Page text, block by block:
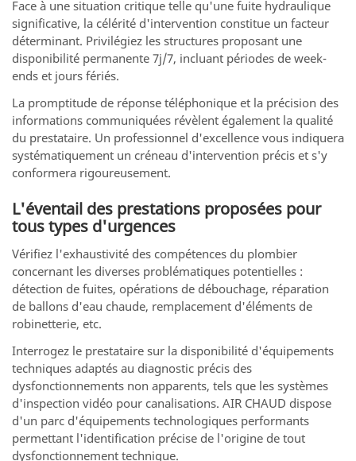
Face à une situation critique telle qu'une fuite hydraulique
significative, la célérité d'intervention constitue un facteur
déterminant. Privilégiez les structures proposant une
disponibilité permanente 7j/7, incluant périodes de week-
ends et jours fériés.
La promptitude de réponse téléphonique et la précision des
informations communiquées révèlent également la qualité
du prestataire. Un professionnel d'excellence vous indiquera
systématiquement un créneau d'intervention précis et s'y
conformera rigoureusement.
L'éventail des prestations proposées pour
tous types d'urgences
Vérifiez l'exhaustivité des compétences du plombier
concernant les diverses problématiques potentielles :
détection de fuites, opérations de débouchage, réparation
de ballons d'eau chaude, remplacement d'éléments de
robinetterie, etc.
Interrogez le prestataire sur la disponibilité d'équipements
techniques adaptés au diagnostic précis des
dysfonctionnements non apparents, tels que les systèmes
d'inspection vidéo pour canalisations. AIR CHAUD dispose
d'un parc d'équipements technologiques performants
permettant l'identification précise de l'origine de tout
dysfonctionnement technique.